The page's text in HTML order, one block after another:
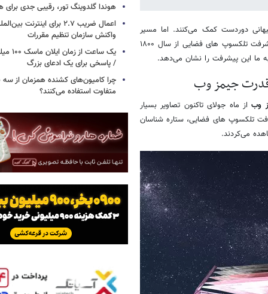
دوردست کمک می‌کنند. اما مسیر
رسیدن به فناوری امروز طولانی بوده است. در ادامه این مطلب نگاهی به پیشرفت تلکسوپ های فضایی از سال ۱۸۰۰
ما این پیشرفت را نشان می‌دهد.
وباز ماه جولای تاکنون تصاویر بسیار
تلکسوپ های فضایی، ستاره شناسان
می‌کردند.
هوندا گلدوینگ تور، رقیبی جدی برای
اعمال ضریب ۲.۷ برای
واکنش سازمان تنظیم مقررات
یک
/ پاسخی برای یک ادعای بزرگ
چرا کامیون‌های کشنده همزمان از
متفاوت استفاده می‌کنند؟